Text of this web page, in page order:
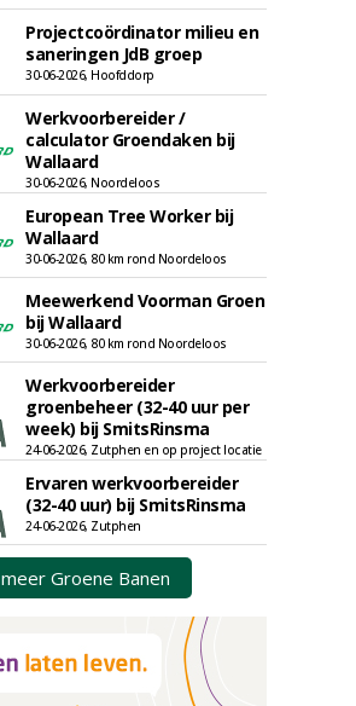
Projectcoördinator milieu en
saneringen JdB groep
30-06-2026, Hoofddorp
Werkvoorbereider /
calculator Groendaken bij
Wallaard
30-06-2026, Noordeloos
European Tree Worker bij
Wallaard
30-06-2026, 80 km rond Noordeloos
Meewerkend Voorman Groen
bij Wallaard
30-06-2026, 80 km rond Noordeloos
Werkvoorbereider
groenbeheer (32-40 uur per
week) bij SmitsRinsma
24-06-2026, Zutphen en op project locatie
Ervaren werkvoorbereider
(32-40 uur) bij SmitsRinsma
24-06-2026, Zutphen
meer Groene Banen